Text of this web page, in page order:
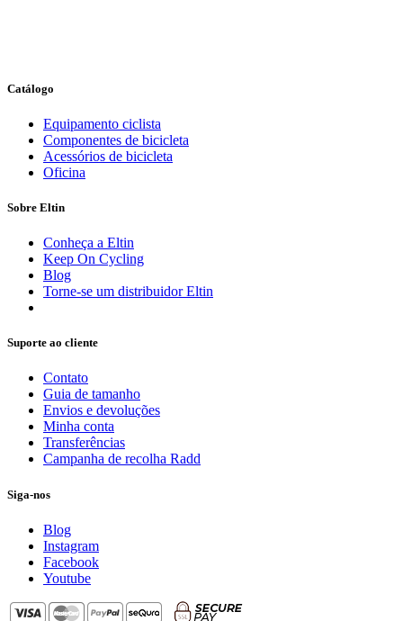
Catálogo
Equipamento ciclista
Componentes de bicicleta
Acessórios de bicicleta
Oficina
Sobre Eltin
Conheça a Eltin
Keep On Cycling
Blog
Torne-se um distribuidor Eltin
Suporte ao cliente
Contato
Guia de tamanho
Envios e devoluções
Minha conta
Transferências
Campanha de recolha Radd
Siga-nos
Blog
Instagram
Facebook
Youtube